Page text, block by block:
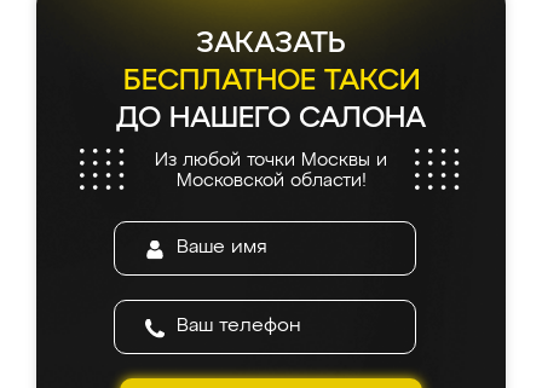
ЗАКАЗАТЬ
БЕСПЛАТНОЕ ТАКСИ
ДО НАШЕГО САЛОНА
Из любой точки Москвы и
Московской области!